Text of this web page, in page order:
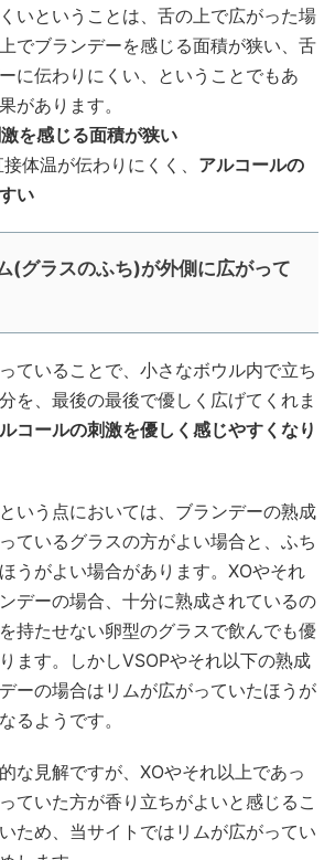
いということは、舌の上で広がった場
でブランデーを感じる面積が狭い、舌
に伝わりにくい、ということでもあ
があります。
を感じる面積が狭い
体温が伝わりにくく、 アルコールの
い
(グラスのふち)が外側に広がって
ていることで、小さなボウル内で立ち
を、最後の最後で優しく広げてくれま
コールの刺激を優しく感じやすくなり
いう点においては、ブランデーの熟成
ているグラスの方がよい場合と、ふち
うがよい場合があります。XOやそれ
デーの場合、十分に熟成されているの
持たせない卵型のグラスで飲んでも優
ます。しかしVSOPやそれ以下の熟成
ーの場合はリムが広がっていたほうが
るようです。
な見解ですが、XOやそれ以上であっ
ていた方が香り立ちがよいと感じるこ
ため、当サイトではリムが広がってい